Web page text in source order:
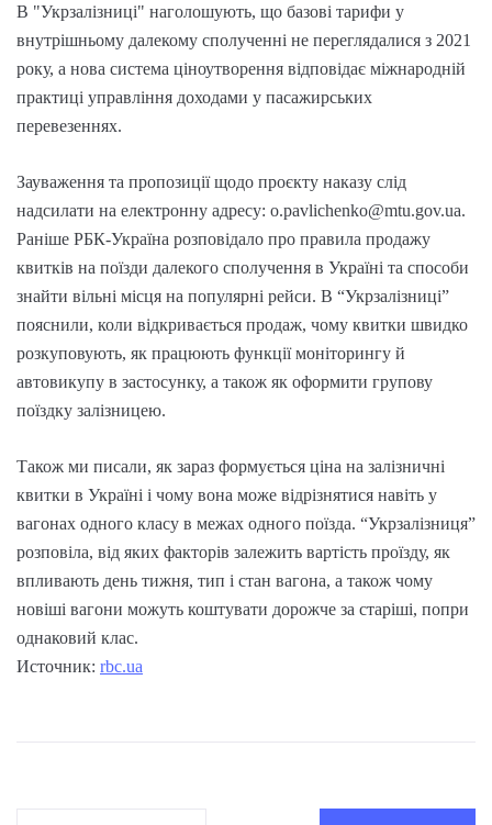
В "Укрзалізниці" наголошують, що базові тарифи у
внутрішньому далекому сполученні не переглядалися з 2021
року, а нова система ціноутворення відповідає міжнародній
практиці управління доходами у пасажирських
перевезеннях.
Зауваження та пропозиції щодо проєкту наказу слід
надсилати на електронну адресу: o.pavlichenko@mtu.gov.ua.
Раніше РБК-Україна розповідало про правила продажу
квитків на поїзди далекого сполучення в Україні та способи
знайти вільні місця на популярні рейси. В “Укрзалізниці”
пояснили, коли відкривається продаж, чому квитки швидко
розкуповують, як працюють функції моніторингу й
автовикупу в застосунку, а також як оформити групову
поїздку залізницею.
Також ми писали, як зараз формується ціна на залізничні
квитки в Україні і чому вона може відрізнятися навіть у
вагонах одного класу в межах одного поїзда. “Укрзалізниця”
розповіла, від яких факторів залежить вартість проїзду, як
впливають день тижня, тип і стан вагона, а також чому
новіші вагони можуть коштувати дорожче за старіші, попри
однаковий клас.
Источник: rbc.ua